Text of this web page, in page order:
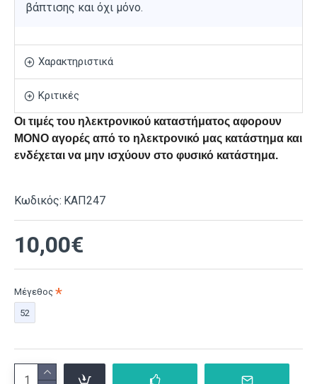
βάπτισης και όχι μόνο.
Χαρακτηριστικά
Κριτικές
Οι τιμές του ηλεκτρονικού καταστήματος αφορουν
ΜΟΝΟ αγορές από το ηλεκτρονικό μας κατάστημα και
ενδέχεται να μην ισχύουν στο φυσικό κατάστημα.
Κωδικός: ΚΑΠ247
10,00€
Μέγεθος
52